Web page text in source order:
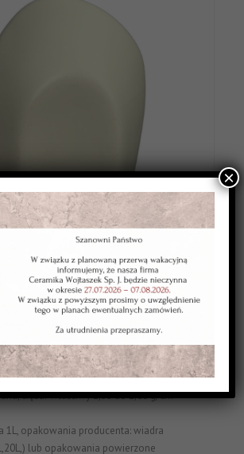
1220-1250*C
satynowe i jednorodne
ciężar właściwy 1,55 do 1,60 g/cm³
1L, opakowania producenta: wiadra
lub opakowania powierzone
×